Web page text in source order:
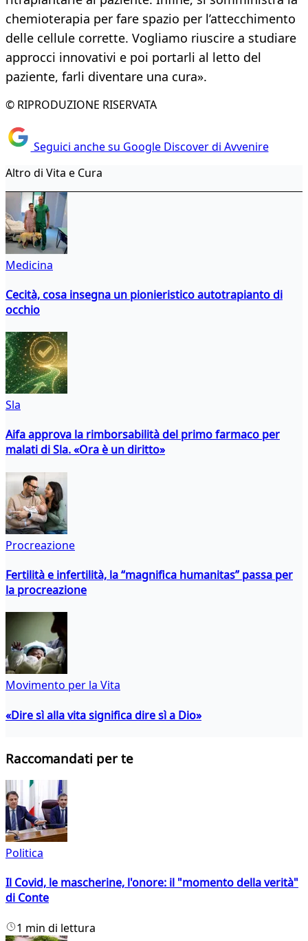
chemioterapia per fare spazio per l’attecchimento
delle cellule corrette. Vogliamo riuscire a studiare
approcci innovativi e poi portarli al letto del
paziente, farli diventare una cura».
© RIPRODUZIONE RISERVATA
Seguici anche su Google Discover di Avvenire
Altro di Vita e Cura
Medicina
Cecità, cosa insegna un pionieristico autotrapianto di
occhio
Sla
Aifa approva la rimborsabilità del primo farmaco per
malati di Sla. «Ora è un diritto»
Procreazione
Fertilità e infertilità, la “magnifica humanitas” passa per
la procreazione
Movimento per la Vita
«Dire sì alla vita significa dire sì a Dio»
Raccomandati per te
Politica
Il Covid, le mascherine, l'onore: il "momento della verità"
di Conte
1 min di lettura